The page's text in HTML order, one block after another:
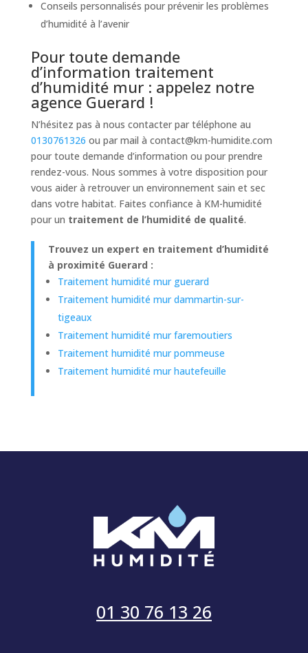
Conseils personnalisés pour prévenir les problèmes
d’humidité à l’avenir
Pour toute demande
d’information traitement
d’humidité mur : appelez notre
agence Guerard !
N’hésitez pas à nous contacter par téléphone au
0130761326 ou par mail à contact@km-humidite.com
pour toute demande d’information ou pour prendre
rendez-vous. Nous sommes à votre disposition pour
vous aider à retrouver un environnement sain et sec
dans votre habitat. Faites confiance à KM-humidité
pour un traitement de l’humidité de qualité.
Trouvez un expert en traitement d’humidité
à proximité Guerard :
Traitement humidité mur guerard
Traitement humidité mur dammartin-sur-
tigeaux
Traitement humidité mur faremoutiers
Traitement humidité mur pommeuse
Traitement humidité mur hautefeuille
01 30 76 13 26